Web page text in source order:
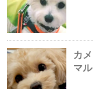
カ
マ